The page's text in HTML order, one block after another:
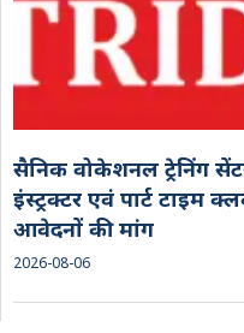
सैनिक वोकेशनल ट्रेनिंग
इंस्ट्रक्टर एवं पार्ट टाइम
आवेदनों की मांग
2026-08-06